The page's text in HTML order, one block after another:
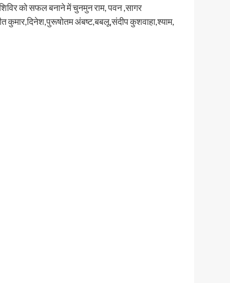
को सफल बनाने में चुनमुन राम, पवन ,सागर
कुमार,दिनेश,पुरूषोतम अंबष्ट,बबलू,संदीप कुशवाहा,श्याम,